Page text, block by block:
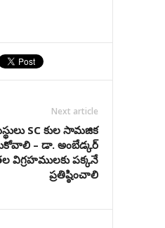
Next article
SC కుల సామజిక
– డా. అంబేడ్కర్
విగ్రహములకు పక్కనే
ప్రతిష్ఠించాలి